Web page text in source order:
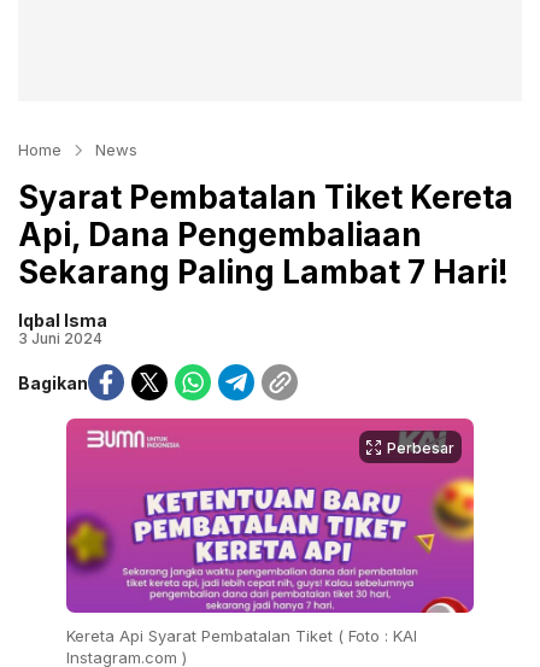
Home News
Syarat Pembatalan Tiket Kereta
Api, Dana Pengembaliaan
Sekarang Paling Lambat 7 Hari!
Iqbal Isma
3 Juni 2024
Bagikan
Perbesar
Kereta Api Syarat Pembatalan Tiket ( Foto : KAI
Instagram.com )